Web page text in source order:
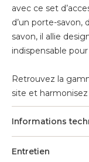
avec ce set
d’un porte-savon,
savon, il allie
indispensable
Retrouvez la
site et
Informations
Entretien